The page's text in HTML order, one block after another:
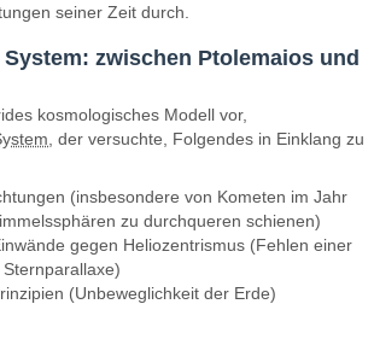
seiner Zeit durch.
zwischen Ptolemaios und
kosmologisches Modell vor,
, der versuchte, Folgendes in Einklang zu
(insbesondere von Kometen im Jahr
zu durchqueren schienen)
gegen Heliozentrismus (Fehlen einer
(Unbeweglichkeit der Erde)